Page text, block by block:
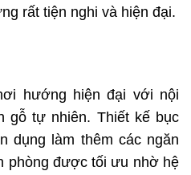
rất tiện nghi và hiện đại.
hướng hiện đại với nội
gỗ tự nhiên. Thiết kế bục
dụng làm thêm các ngăn
phòng được tối ưu nhờ hệ